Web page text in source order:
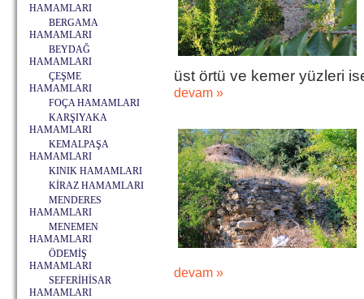
HAMAMLARI
BERGAMA
HAMAMLARI
BEYDAĞ
HAMAMLARI
ÇEŞME
HAMAMLARI
FOÇA HAMAMLARI
KARŞIYAKA
HAMAMLARI
KEMALPAŞA
HAMAMLARI
KINIK HAMAMLARI
KİRAZ HAMAMLARI
MENDERES
HAMAMLARI
MENEMEN
HAMAMLARI
ÖDEMİŞ
HAMAMLARI
SEFERİHİSAR
HAMAMLARI
üst örtü ve kemer yüzleri
devam »
devam »